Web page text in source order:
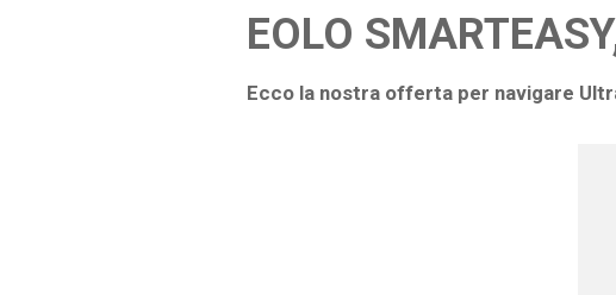
EOLO
Ecco la nostra offerta per navigare